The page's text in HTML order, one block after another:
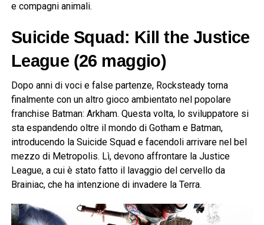
e compagni animali.
Suicide Squad: Kill the Justice
League (26 maggio)
Dopo anni di voci e false partenze, Rocksteady torna
finalmente con un altro gioco ambientato nel popolare
franchise Batman: Arkham. Questa volta, lo sviluppatore si
sta espandendo oltre il mondo di Gotham e Batman,
introducendo la Suicide Squad e facendoli arrivare nel bel
mezzo di Metropolis. Lì, devono affrontare la Justice
League, a cui è stato fatto il lavaggio del cervello da
Brainiac, che ha intenzione di invadere la Terra.